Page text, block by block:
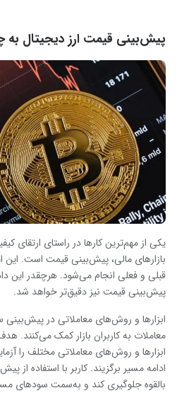
پیش‌بینی قیمت ارز دیجیتال
یکی از مهم‌ترین کارها در راستای ارتقای
بازارهای مالی، پیش‌بینی قیمت است. این
قبلی و فعلی انجام می‌شود. هرچقدر این
پیش‌بینی قیمت نیز دقیق‌تر خواهد شد.
ابزارها و روش‌های معاملاتی در پیش‌بینی
معاملات به کاربران بازار کمک
ابزارها و روش‌های معاملاتی مختلف را
ادامه مسیر برگزیند. کاربر با استفاده از
بالقوه جلوگیری کند و به‌سمت سودهای